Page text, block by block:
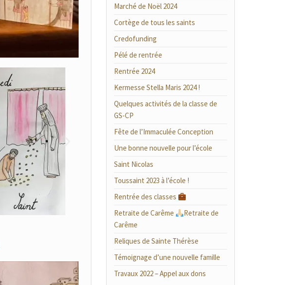
Marché de Noël 2024
Cortège de tous les saints
Credofunding
Pélé de rentrée
Rentrée 2024
Kermesse Stella Maris 2024 !
Quelques activités de la classe de
GS-CP
Fête de l’Immaculée Conception
Une bonne nouvelle pour l’école
Saint Nicolas
Toussaint 2023 à l’école !
Rentrée des classes
Retraite de Carême
Retraite de
Carême
Reliques de Sainte Thérèse
Témoignage d’une nouvelle famille
Travaux 2022 – Appel aux dons